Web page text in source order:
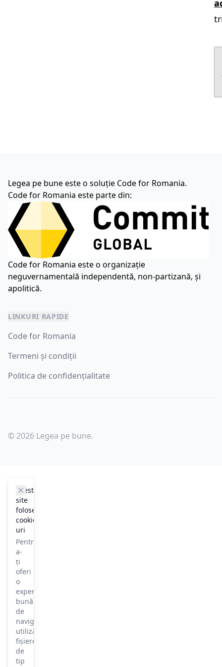
Legea pe bune este o soluție Code for Romania.
Code for Romania este parte din:
Code for Romania este o organizație
neguvernamentală independentă, non-partizană, și
apolitică.
LINKURI RAPIDE
Code for Romania
Termeni și condiții
Politica de confidențialitate
© 2026 Legea pe bune.
Acest
site
folosește
cookie-
uri
Pentru
a-
ți
oferi
o
experiență
bună
de
navigare,
utilizăm
fișiere
de
tip
cookie_notice.clos3